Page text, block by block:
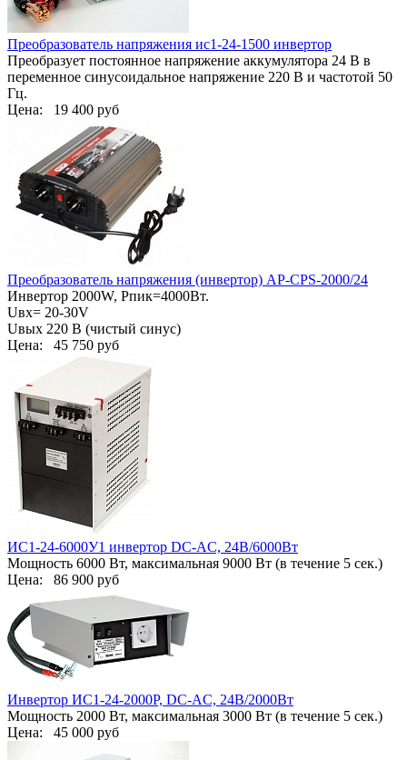
Преобразователь напряжения ис1-24-1500 инвертор
Преобразует постоянное напряжение аккумулятора 24 В в
переменное синусоидальное напряжение 220 В и частотой 50
Гц.
Цена: 19 400 руб
Преобразователь напряжения (инвертор) AP-СPS-2000/24
Инвертор 2000W, Pпик=4000Вт.
Uвх= 20-30V
Uвых 220 В (чистый синус)
Цена: 45 750 руб
ИС1-24-6000У1 инвертор DC-AC, 24В/6000Вт
Мощность 6000 Вт, максимальная 9000 Вт (в течение 5 сек.)
Цена: 86 900 руб
Инвертор ИС1-24-2000Р, DC-AC, 24В/2000Вт
Мощность 2000 Вт, максимальная 3000 Вт (в течение 5 сек.)
Цена: 45 000 руб